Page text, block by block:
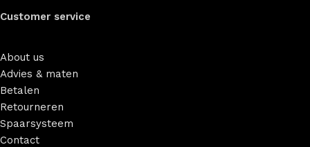
Customer service
About us
Advies & maten
Betalen
Retourneren
Spaarsysteem
Contact